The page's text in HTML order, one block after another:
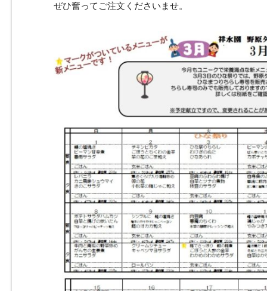
ぜひ奮ってご注文くださいませ。